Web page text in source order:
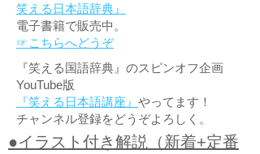
笑える日本語辞典』
電子書籍で販売中。
☞こちらへどうぞ
『笑える国語辞典』のスピンオフ企画
YouTube版
『笑える日本語講座』 やってます！
チャンネル登録をどうぞよろしく。
●イラスト付き解説（新着+定番